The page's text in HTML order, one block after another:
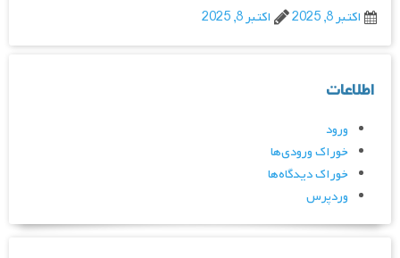
اکتبر 8, 2025
اکتبر 8, 2025
اطلاعات
ورود
خوراک ورودی‌ها
خوراک دیدگاه‌ها
وردپرس